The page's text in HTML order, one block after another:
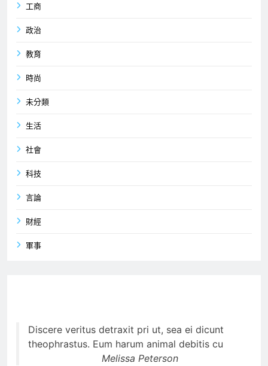
工商
政治
教育
時尚
未分類
生活
社會
科技
言論
財經
軍事
Discere veritus detraxit pri ut, sea ei dicunt
theophrastus. Eum harum animal debitis cu
Melissa Peterson